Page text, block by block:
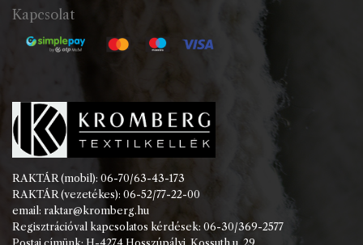
Kapcsolat
RAKTÁR (mobil): 06-70/63-43-173
RAKTÁR (vezetékes): 06-52/77-22-00
email: raktar@kromberg.hu
Regisztrációval kapcsolatos kérdések: 06-30/369-2577